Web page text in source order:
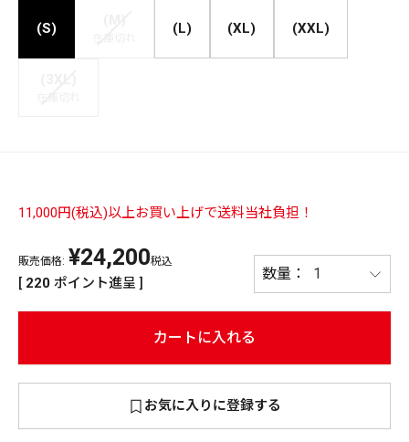
リセット この内容で検索する
11,000円(税込)以上お買い上げで送料当社負担！
販売価格: ¥24,200税込
[ 220 ポイント進呈 ]
(S) (L) (XL) (XXL)
カートに入れる
お気に入りに登録する